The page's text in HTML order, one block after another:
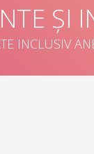
ȘI
INCLUSIV